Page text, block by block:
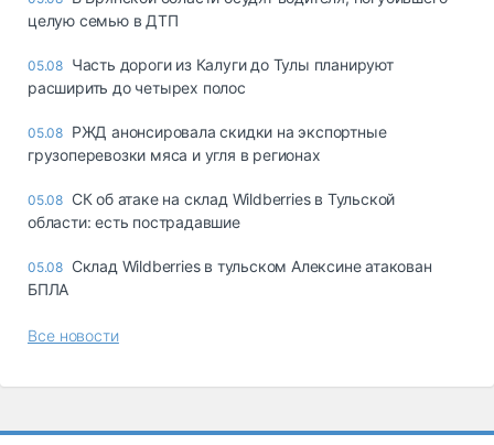
целую семью в ДТП
05.08 Часть дороги из Калуги до Тулы планируют
расширить до четырех полос
05.08 РЖД анонсировала скидки на экспортные
грузоперевозки мяса и угля в регионах
05.08 СК об атаке на склад Wildberries в Тульской
области: есть пострадавшие
05.08 Склад Wildberries в тульском Алексине атакован
БПЛА
Все новости